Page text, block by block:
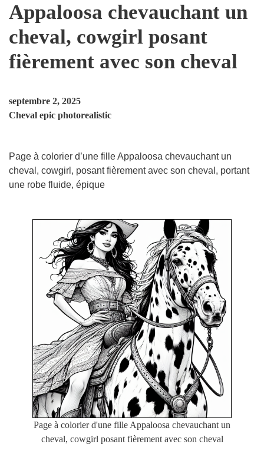
Appaloosa chevauchant un
cheval, cowgirl posant
fièrement avec son cheval
septembre 2, 2025
Cheval epic photorealistic
Page à colorier d’une fille Appaloosa chevauchant un
cheval, cowgirl, posant fièrement avec son cheval, portant
une robe fluide, épique
Page à colorier d'une fille Appaloosa chevauchant un
cheval, cowgirl posant fièrement avec son cheval